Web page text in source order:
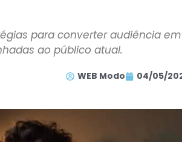
para converter audiência
ao público atual.
WEB Modo 04/05/